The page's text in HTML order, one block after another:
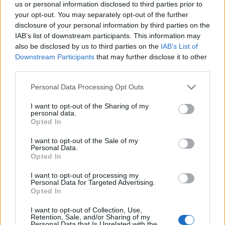
us or personal information disclosed to third parties prior to
your opt-out. You may separately opt-out of the further
disclosure of your personal information by third parties on the
IAB’s list of downstream participants. This information may
also be disclosed by us to third parties on the IAB’s List of
Downstream Participants that may further disclose it to other
Personal Data Processing Opt Outs
I want to opt-out of the Sharing of my
personal data.
Opted In
I want to opt-out of the Sale of my
Personal Data.
Opted In
I want to opt-out of processing my
Personal Data for Targeted Advertising.
Opted In
I want to opt-out of Collection, Use,
Retention, Sale, and/or Sharing of my
Semanas Internacionales
Años Internacionales
Qué se celebra el día de mi cumpleaños
Eventos internacionales de cultura
Los mejores canales de Youtube según
nuestra audiencia. ¡Participa!
quieras
¿Qué día crearías tu?
Calendario Laboral por municipios
(España)